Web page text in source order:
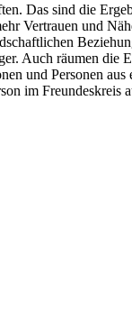
Das sind die
Vertrauen und
Auch räumen die
und Personen
im Freundeskreis